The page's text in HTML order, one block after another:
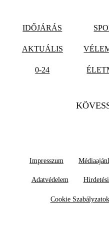
IDŐJÁRÁS
AKTUÁLIS
0-24
Impresszum
Adatvédelem
Cookie Szabályzatok